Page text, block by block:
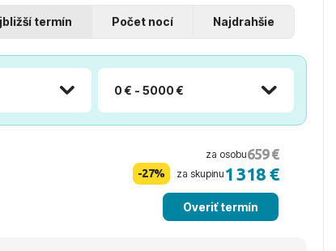
termín Počet nocí Najdrahšie
0 € - 5000 €
za osobu659 €
-27% za skupinu 1 318 €
Overiť termín